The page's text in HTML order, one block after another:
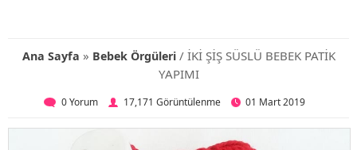
Ana Sayfa » Bebek Örgüleri/ İKİ ŞİŞ SÜSLÜ BEBEK PATİK
YAPIMI
0 Yorum 17,171 Görüntülenme 01 Mart 2019